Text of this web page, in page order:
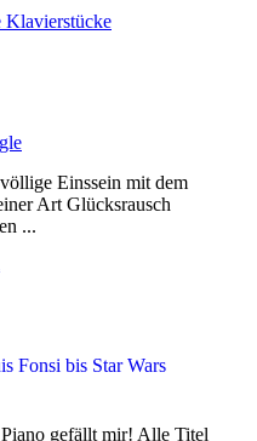
Klavierstücke
Einssein mit dem
Art Glücksrausch
...
gefällt mir! Alle Titel